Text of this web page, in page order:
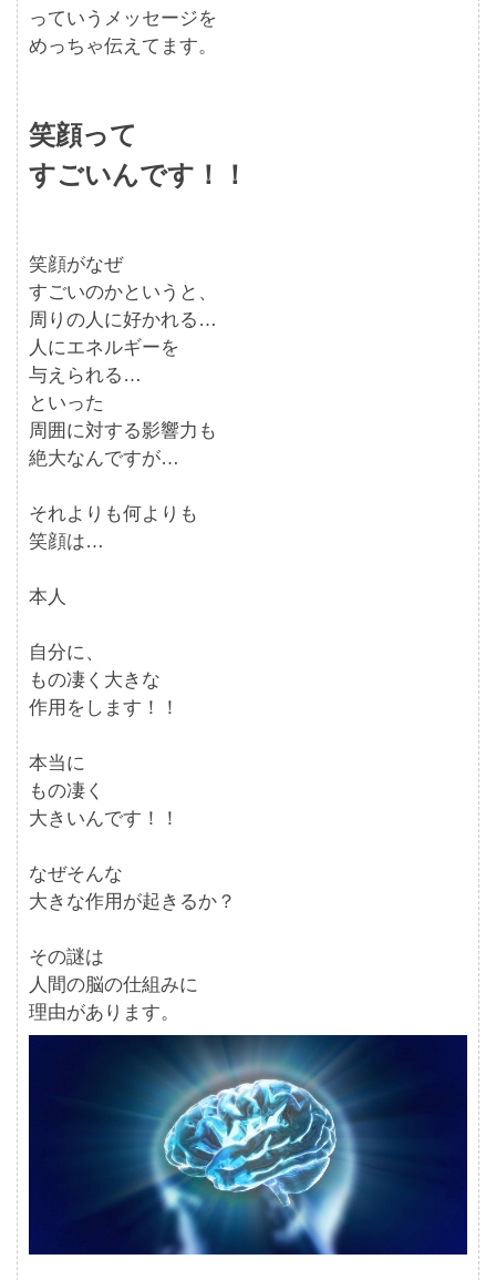
っていうメッセージを
めっちゃ伝えてます。
笑顔って
すごいんです！！
笑顔がなぜ
すごいのかというと、
周りの人に好かれる…
人にエネルギーを
与えられる…
といった
周囲に対する影響力も
絶大なんですが…
それよりも何よりも
笑顔は…
本人
自分に、
もの凄く大きな
作用をします！！
本当に
もの凄く
大きいんです！！
なぜそんな
大きな作用が起きるか？
その謎は
人間の脳の仕組みに
理由があります。